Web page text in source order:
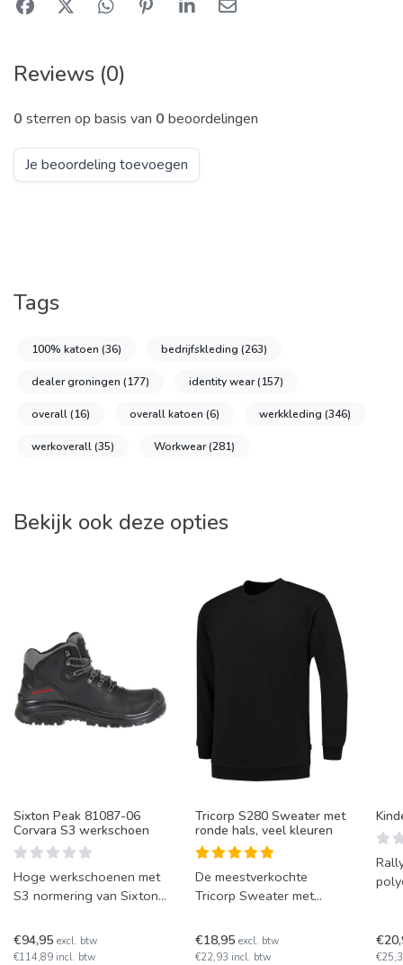
Reviews (0)
0 sterren op basis van 0 beoordelingen
Je beoordeling toevoegen
Tags
100% katoen (36) bedrijfskleding (263)
dealer groningen (177) identity wear(157)
overall(16) overall katoen (6) werkkleding (346)
werkoverall(35) Workwear(281)
Bekijk ook deze opties
Sixton Peak 81087-06
Corvara S3 werkschoen
Hoge werkschoenen met
S3 normering van Sixton
06. Dit model is een
stevige werks
€94,95 excl. btw
€114,89 incl. btw
Tricorp S280 Sweater met
ronde hals, veel kleuren
De meestverkochte
Tricorp Sweater met
de onderzijde. Dit is
Tricorp model S2
€18,95 excl. btw
€22,93 incl. btw